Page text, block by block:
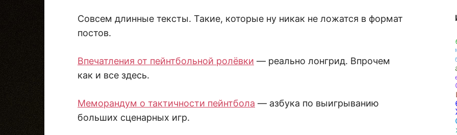
Совсем длинные тексты. Такие, которые ну никак не ложатся в формат
постов.
Впечатления от пейнтбольной ролёвки — реально лонгрид. Впрочем
как и все здесь.
Меморандум о тактичности пейнтбола — азбука по выигрыванию
больших сценарных игр.